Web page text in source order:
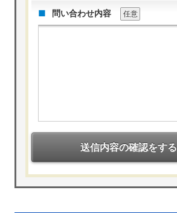
問い合わせ内容 任意
送信内容の確認をする